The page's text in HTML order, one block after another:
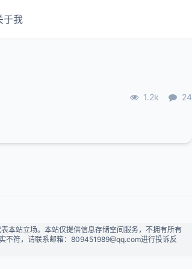
于我
1.2k 24
本站立场。本站仅提供信息存储空间服务，不拥有所有
不符，请联系邮箱：809451989@qq.com进行投诉反